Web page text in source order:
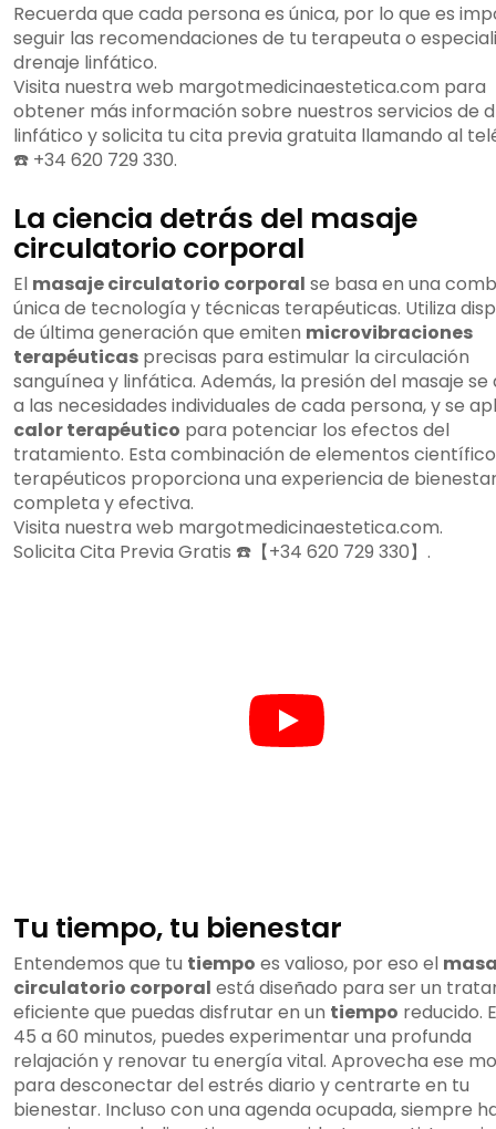
Recuerda que cada persona es única, por lo que es
seguir las recomendaciones de tu terapeuta o
drenaje linfático.
Visita nuestra web margotmedicinaestetica.com para
obtener más información sobre nuestros servicios de
linfático y solicita tu cita previa gratuita llamando al
☎️ +34 620 729 330.
La ciencia detrás del masaje
circulatorio corporal
El masaje circulatorio corporal se basa en una
única de tecnología y técnicas terapéuticas. Utiliza
de última generación que emiten microvibraciones
terapéuticas precisas para estimular la circulación
sanguínea y linfática. Además, la presión del masaje
a las necesidades individuales de cada persona, y se
calor terapéutico para potenciar los efectos del
tratamiento. Esta combinación de elementos
terapéuticos proporciona una experiencia de
completa y efectiva.
Visita nuestra web margotmedicinaestetica.com.
Solicita Cita Previa Gratis ☎️【+34 620 729 330】.
Tu tiempo, tu bienestar
Entendemos que tu tiempo es valioso, por eso el
circulatorio corporal está diseñado para ser un
eficiente que puedas disfrutar en un tiempo reducido.
45 a 60 minutos, puedes experimentar una profunda
relajación y renovar tu energía vital. Aprovecha ese
para desconectar del estrés diario y centrarte en tu
bienestar. Incluso con una agenda ocupada, siempre